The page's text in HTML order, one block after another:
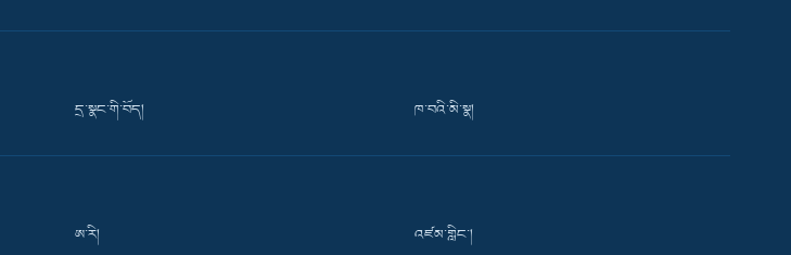
དྲ་སྣང་གི་བོད། ཁ་བའི་མི་སྣ།
ཨ་རི། འཛམ་གླིང་།